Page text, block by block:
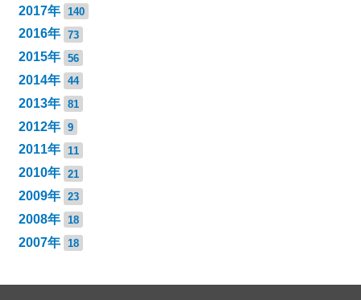
2017年 140
2016年 73
2015年 56
2014年 44
2013年 81
2012年 9
2011年 11
2010年 21
2009年 23
2008年 18
2007年 18